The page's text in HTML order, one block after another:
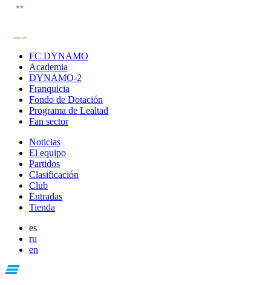
FC DYNAMO
Academia
DYNAMO-2
Franquicia
Fondo de Dotación
Programa de Lealtad
Fan sector
Noticias
El equipo
Partidos
Clasificación
Club
Entradas
Tienda
es
ru
en